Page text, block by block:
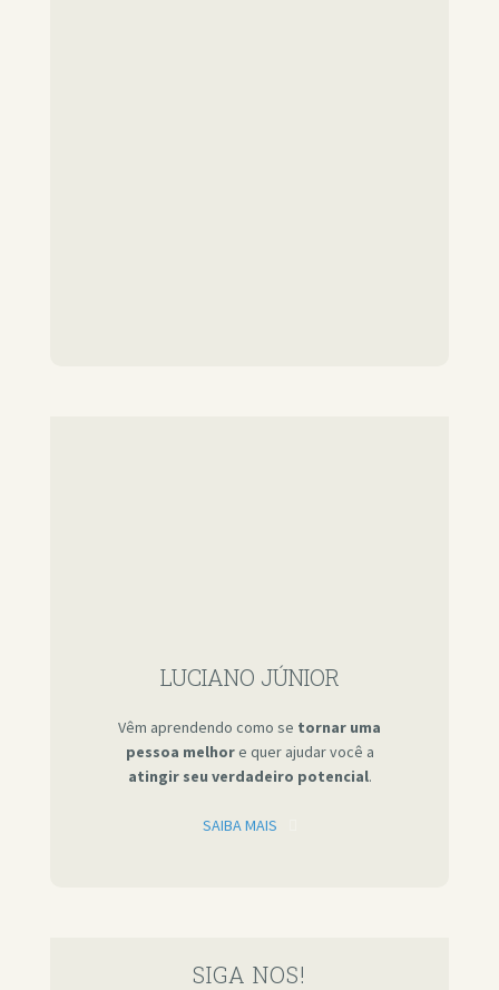
LUCIANO JÚNIOR
Vêm aprendendo como se tornar uma
pessoa melhore quer ajudar você a
atingir seu verdadeiro potencial.
SAIBA MAIS
SIGA NOS!